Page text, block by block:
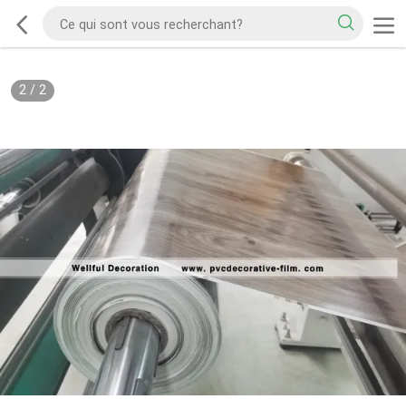
2/ 2